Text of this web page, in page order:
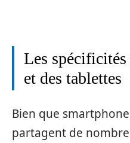
Les spécificités
et des tablettes
Bien que
partagent de